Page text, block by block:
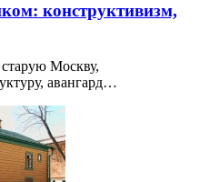
конструктивизм,
Москву,
авангард…